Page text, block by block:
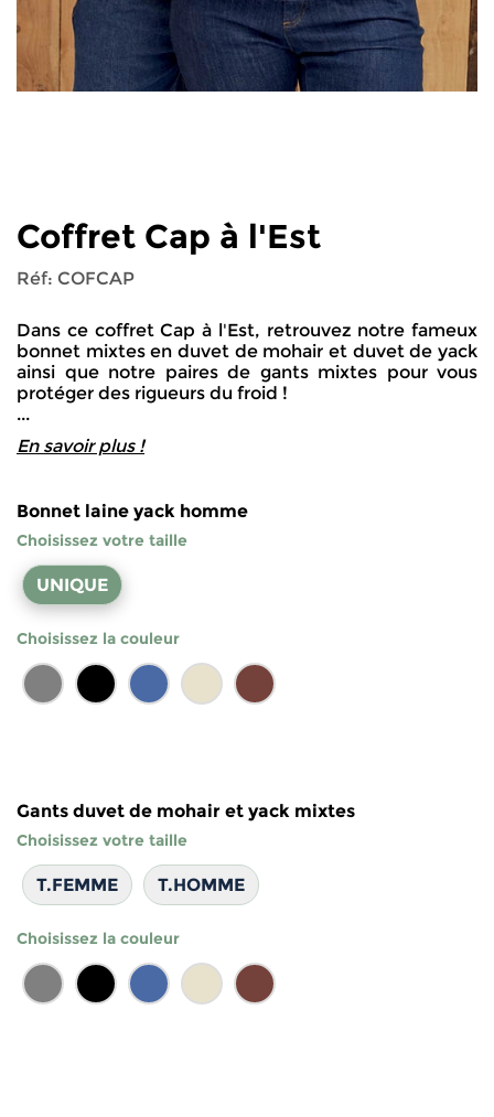
Coffret Cap à l'Est
Réf: COFCAP
Dans ce coffret Cap à l'Est, retrouvez notre fameux
bonnet mixtes en duvet de mohair et duvet de yack
ainsi que notre paires de gants mixtes pour vous
protéger des rigueurs du froid !
...
En savoir plus !
Bonnet laine yack homme
Choisissez votre taille
UNIQUE
Choisissez la couleur
Gants duvet de mohair et yack mixtes
Choisissez votre taille
T.FEMME T.HOMME
Choisissez la couleur